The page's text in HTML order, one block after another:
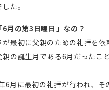
た。
6月の第3日曜日」なの？
が最初に父親のための礼拝を依
親の誕生月である6月だったこ
6月に最初の礼拝が行われ、そ